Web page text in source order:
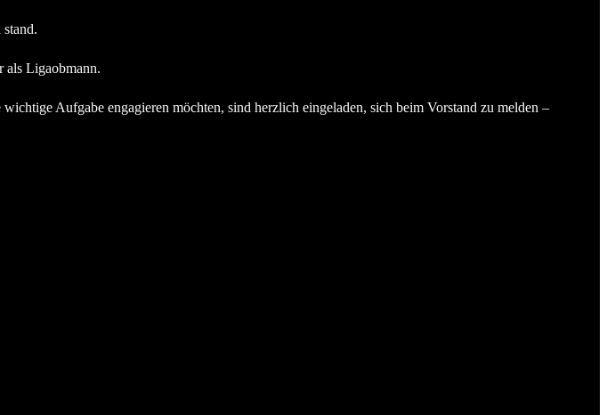
als Ligaobmann.
Aufgabe engagieren möchten, sind herzlich eingeladen, sich beim Vorstand zu melden –